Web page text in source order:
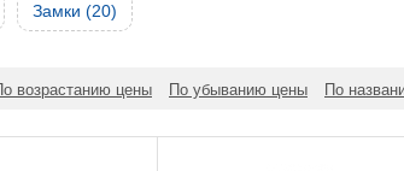
Замки (20)
возрастанию цены По убыванию цены По